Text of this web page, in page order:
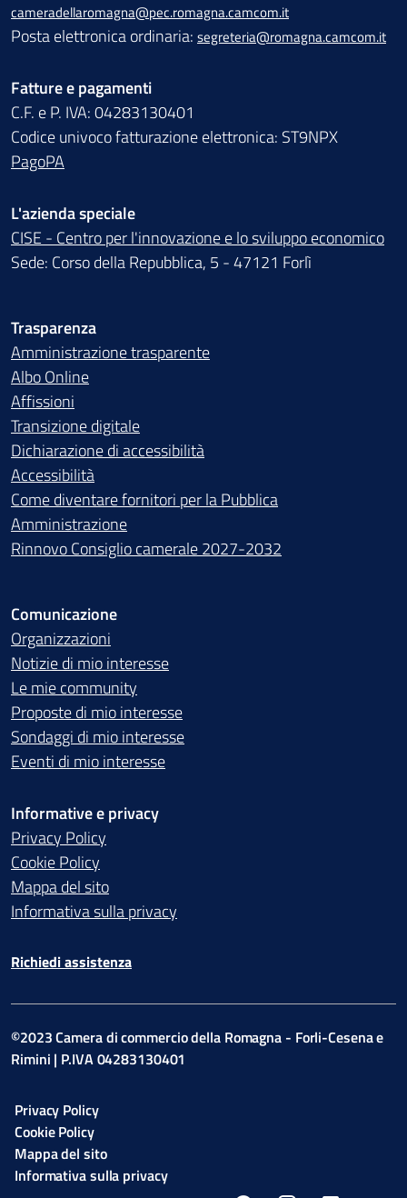
cameradellaromagna@pec.romagna.camcom.it
Posta elettronica ordinaria: segreteria@romagna.camcom.it
Fatture e pagamenti
C.F. e P. IVA: 04283130401
Codice univoco fatturazione elettronica: ST9NPX
PagoPA
L'azienda speciale
CISE - Centro per l'innovazione e lo sviluppo economico
Sede: Corso della Repubblica, 5 - 47121 Forlì
Trasparenza
Amministrazione trasparente
Albo Online
Affissioni
Transizione digitale
Dichiarazione di accessibilità
Accessibilità
Come diventare fornitori per la Pubblica
Amministrazione
Rinnovo Consiglio camerale 2027-2032
Comunicazione
Organizzazioni
Notizie di mio interesse
Le mie community
Proposte di mio interesse
Sondaggi di mio interesse
Eventi di mio interesse
Informative e privacy
Privacy Policy
Cookie Policy
Mappa del sito
Informativa sulla privacy
Richiedi assistenza
©2023 Camera di commercio della Romagna - Forli-Cesena e
Rimini | P.IVA 04283130401
Privacy Policy
Cookie Policy
Mappa del sito
Informativa sulla privacy